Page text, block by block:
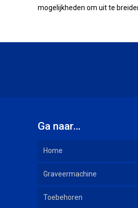
mogelijkheden om uit te
Ga naar…
Home
Graveermachine
Toebehoren